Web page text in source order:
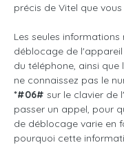
précis de Vitel que
Les seules
déblocage de
du téléphone, ainsi que
ne connaissez pas le
*#06# sur le clavier de
passer un appel, pour
de déblocage varie en
pourquoi cette